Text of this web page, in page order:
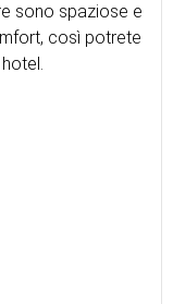
sono spaziose e
così potrete